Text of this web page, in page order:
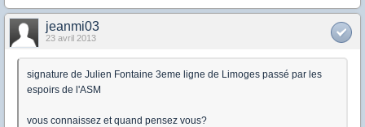
jeanmi03
23 avril 2013
signature de Julien Fontaine 3eme ligne de Limoges passé par les
espoirs de l'ASM
vous connaissez et quand pensez vous?